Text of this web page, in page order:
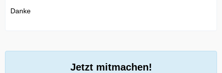
Danke
Jetzt mitmachen!